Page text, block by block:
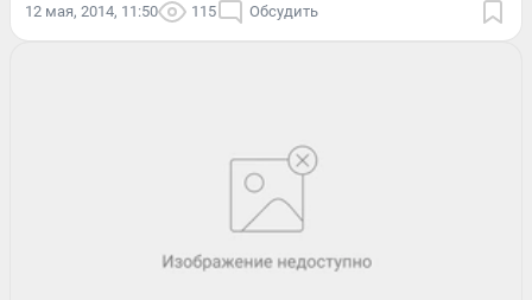
12 мая, 2014, 11:50 115 Обсудить